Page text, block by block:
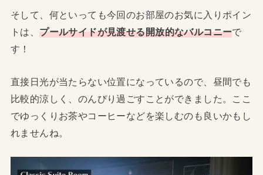
そして、何といっても今回のお部屋のお気に入りポイン
トは、プールサイドが見渡せる開放的なバルコニーで
す！
直接日光が当たらない位置になっているので、昼間でも
比較的涼しく、のんびり過ごすことができました。ここ
でゆっくりお茶やコーヒーなどを楽しむのも良いかもし
れませんね。